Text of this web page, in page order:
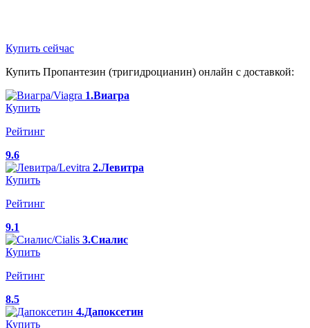
Купить сейчас
Купить Пропантезин (тригидроцианин) онлайн с доставкой:
1.Виагра
Купить
Рейтинг
9.6
2.Левитра
Купить
Рейтинг
9.1
3.Сиалис
Купить
Рейтинг
8.5
4.Дапоксетин
Купить